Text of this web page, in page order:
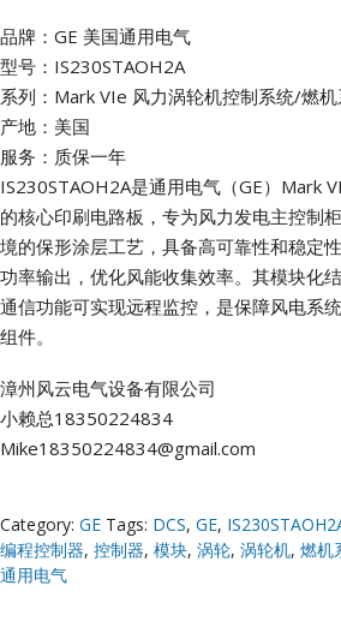
品牌：GE 美国通用电气
型号：IS230STAOH2A
系列：Mark VIe 风力涡轮机控制系统/燃
产地：美国
服务：质保一年
IS230STAOH2A是通用电气（GE）Mark
的核心印刷电路板，专为风力发电主控制
境的保形涂层工艺，具备高可靠性和稳定
功率输出，优化风能收集效率。其模块化
通信功能可实现远程监控，是保障风电系
组件。
漳州风云电气设备有限公司
小赖总18350224834
Mike18350224834@gmail.com
Category: GE Tags: DCS, GE,
编程控制器, 控制器, 模块, 涡轮, 涡轮机, 燃机
通用电气